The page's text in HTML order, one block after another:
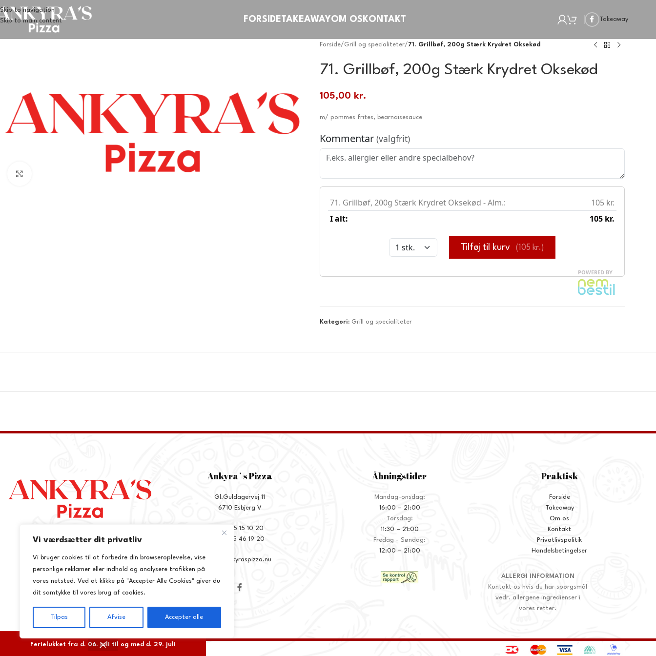
Vi værdsætter dit privatliv
Vi bruger cookies til at forbedre din browseroplevelse, vise
personlige reklamer eller indhold og analysere trafikken på
vores netsted. Ved at klikke på "Accepter Alle Cookies" giver du
dit samtykke til vores brug af cookies.
Tilpas Afvise Accepter alle
Ferielukket fra d. 06. juli til og med d. 29. juli
Skip to navigation
Skip to main content
FORSIDETAKEAWAYOM OS KONTAKT Takeaway
Forside/Grill og specialiteter/71. Grillbøf, 200g Stærk Krydret Oksekød
71. Grillbøf, 200g Stærk Krydret Oksekød
105,00 kr.
m/ pommes frites, bearnaisesauce
Kategori: Grill og specialiteter
Ankyra`s Pizza
Gl.Guldagervej 11
6710 Esbjerg V
+45 75 15 10 20
+45 75 46 19 20
info@ankyraspizza.nu
Åbningstider
Mandag-onsdag:
16:00 – 21:00
Torsdag:
11:30 – 21:00
Fredag - Søndag:
12:00 – 21:00
Praktisk
Forside
Takeaway
Om os
Kontakt
Privatlivspolitik
Handelsbetingelser
ALLERGI INFORMATION
Kontakt os hvis du har spørgsmål
vedr. allergene ingredienser i
vores retter.
Ankyra`s Pizza @ 2025 | Powered byNemBestil ApS